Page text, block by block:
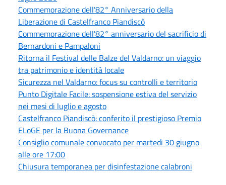
Commemorazione dell'82° Anniversario della
Liberazione di Castelfranco Piandiscò
Commemorazione dell'82° anniversario del sacrificio di
Bernardoni e Pampaloni
Ritorna il Festival delle Balze del Valdarno: un viaggio
tra patrimonio e identità locale
Sicurezza nel Valdarno: focus su controlli e territorio
Punto Digitale Facile: sospensione estiva del servizio
nei mesi di luglio e agosto
Castelfranco Piandiscò: conferito il prestigioso Premio
ELoGE per la Buona Governance
Consiglio comunale convocato per martedì 30 giugno
alle ore 17:00
Chiusura temporanea per disinfestazione calabroni